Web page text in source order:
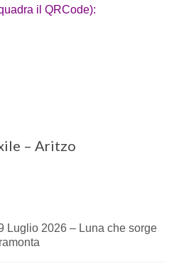
il QRCode):
– Aritzo
Luglio 2026 – Luna che sorge